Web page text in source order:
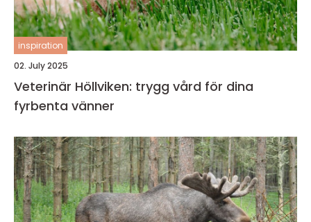
inspiration
02. July 2025
Veterinär Höllviken: trygg vård för dina
fyrbenta vänner